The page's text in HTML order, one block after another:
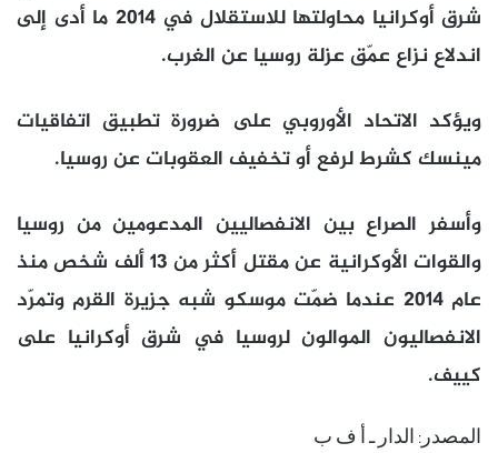
شرق أوكرانيا محاولتها للاستقلال في 2014 ما أدى إلى
اندلاع نزاع عمّق عزلة روسيا عن الغرب.
ويؤكد الاتحاد الأوروبي على ضرورة تطبيق اتفاقيات
مينسك كشرط لرفع أو تخفيف العقوبات عن روسيا.
وأسفر الصراع بين الانفصاليين المدعومين من روسيا
والقوات الأوكرانية عن مقتل أكثر من 13 ألف شخص منذ
عام 2014 عندما ضمّت موسكو شبه جزيرة القرم وتمرّد
الانفصاليون الموالون لروسيا في شرق أوكرانيا على
كييف.
المصدر : الدار ـ أ ف ب